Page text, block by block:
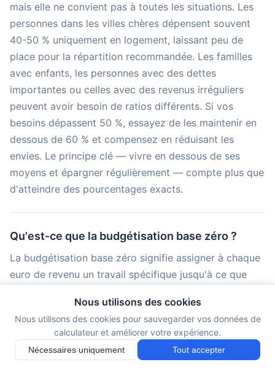
mais elle ne convient pas à toutes les situations. Les
personnes dans les villes chères dépensent souvent
40-50 % uniquement en logement, laissant peu de
place pour la répartition recommandée. Les familles
avec enfants, les personnes avec des dettes
importantes ou celles avec des revenus irréguliers
peuvent avoir besoin de ratios différents. Si vos
besoins dépassent 50 %, essayez de les maintenir en
dessous de 60 % et compensez en réduisant les
envies. Le principe clé — vivre en dessous de ses
moyens et épargner régulièrement — compte plus que
d'atteindre des pourcentages exacts.
Qu'est-ce que la budgétisation base zéro ?
La budgétisation base zéro signifie assigner à chaque
euro de revenu un travail spécifique jusqu'à ce que
zéro. Contrairement à l'approche 50/30/20, qui utilise
de larges catégories, la budgétisation base zéro vous
oblige à planifier chaque dépense en détail. L'objectif
est d'éliminer les dépenses non suivies. Si votre
Nous utilisons des cookies
Nous utilisons des cookies pour sauvegarder vos données de
calculateur et améliorer votre expérience.
Nécessaires uniquement Tout accepter